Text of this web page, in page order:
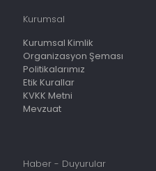
Kurumsal
Kurumsal Kimlik
Organizasyon Şeması
Politikalarımız
Etik Kurallar
KVKK Metni
Mevzuat
Haber - Duyurular